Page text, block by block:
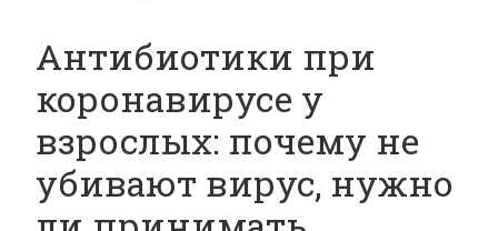
Антибиотики при
коронавирусе у
взрослых: почему не
убивают вирус, нужно